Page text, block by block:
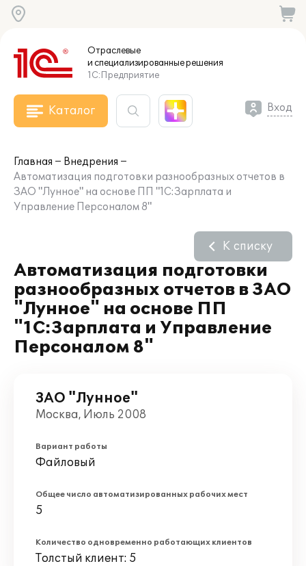
Отраслевые
и специализированныерешения
1С:Предприятие
Каталог Вход
Главная
Внедрения
Автоматизация подготовки разнообразных отчетов в
ЗАО "Лунное" на основе ПП "1С:Зарплата и
Управление Персоналом 8"
Автоматизация подготовки
разнообразных отчетов в ЗАО
"Лунное" на основе ПП
"1С:Зарплата и Управление
Персоналом 8"
К списку
ЗАО "Лунное"
Москва, Июль 2008
Вариант работы
Файловый
Общее число автоматизированных рабочих мест
5
Количество одновременно работающих клиентов
Толстый клиент: 5